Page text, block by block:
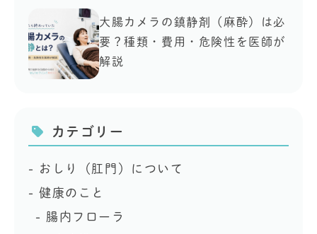
大腸カメラの鎮静剤（麻酔）は必
要？種類・費用・危険性を医師が
解説
カテゴリー
おしり（肛門）について
健康のこと
腸内フローラ